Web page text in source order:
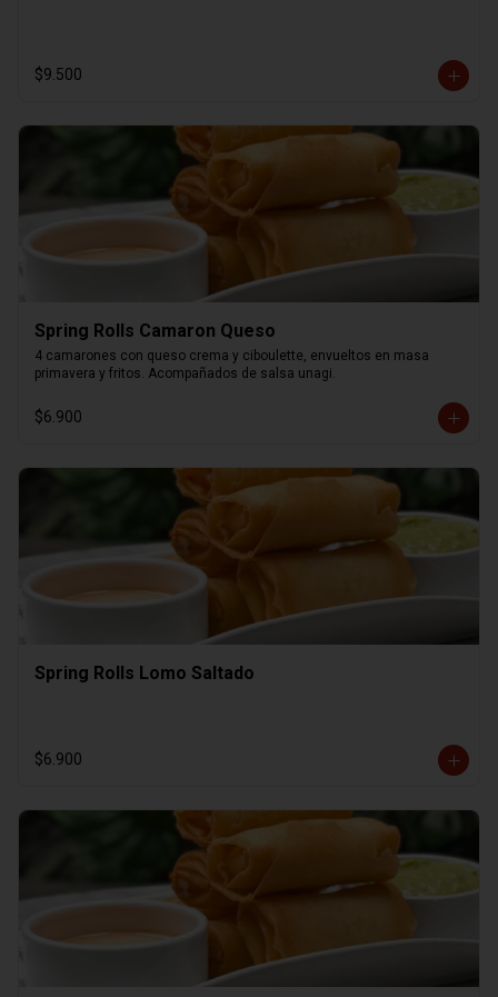
$9.500
Spring Rolls Camaron Queso
4 camarones con queso crema y ciboulette, envueltos en masa
primavera y fritos. Acompañados de salsa unagi.
$6.900
Spring Rolls Lomo Saltado
$6.900